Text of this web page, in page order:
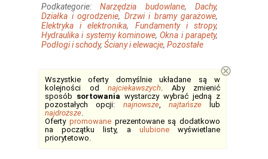
Podkategorie:Narzędzia budowlane,Dachy,
Działka i ogrodzenie, Drzwi i bramy garażowe,
Elektryka i elektronika, Fundamenty i stropy,
Hydraulika i systemy kominowe,Okna i parapety,
Podłogi i schody, Ściany i elewacje, Pozostałe
Wszystkie oferty domyślnie układane są w
kolejności od najciekawszych. Aby zmienić
sposób sortowania wystarczy wybrać jedną z
pozostałych opcji: najnowsze, najtańszelub
najdroższe.
Oferty promowaneprezentowane są dodatkowo
na początku listy, a ulubionewyświetlane
priorytetowo.
⊗